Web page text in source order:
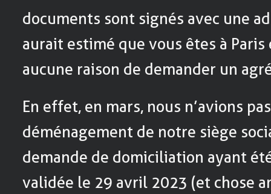
documents sont signés avec une
aurait estimé que vous êtes à Paris
aucune raison de demander un
En effet, en mars, nous n’avions
déménagement de notre siège
demande de domiciliation ayant
validée le 29 avril 2023 (et chose